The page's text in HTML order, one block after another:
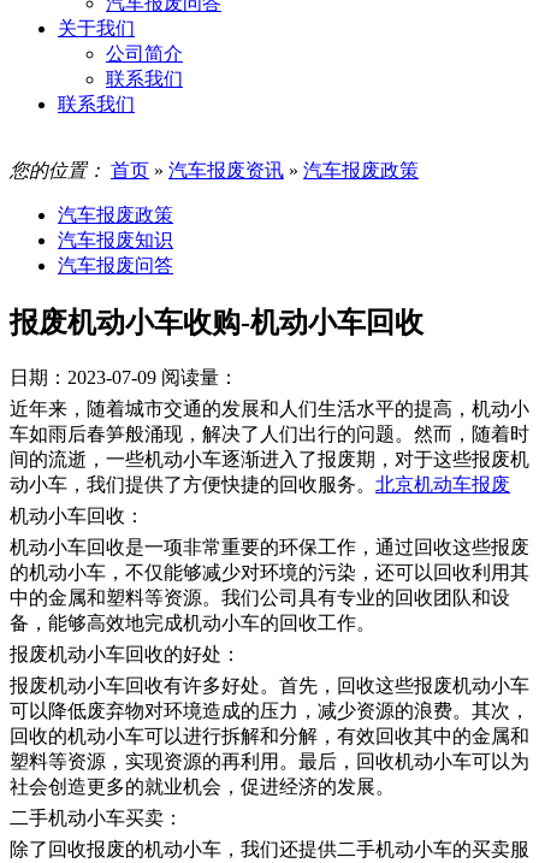
关于我们
公司简介
联系我们
联系我们
您的位置： 首页 » 汽车报废资讯 » 汽车报废政策
汽车报废政策
汽车报废知识
汽车报废问答
报废机动小车收购-机动小车回收
日期：2023-07-09 阅读量：
近年来，随着城市交通的发展和人们生活水平的提高，机动小
车如雨后春笋般涌现，解决了人们出行的问题。然而，随着时
间的流逝，一些机动小车逐渐进入了报废期，对于这些报废机
动小车，我们提供了方便快捷的回收服务。 北京机动车报废
机动小车回收：
机动小车回收是一项非常重要的环保工作，通过回收这些报废
的机动小车，不仅能够减少对环境的污染，还可以回收利用其
中的金属和塑料等资源。我们公司具有专业的回收团队和设
备，能够高效地完成机动小车的回收工作。
报废机动小车回收的好处：
报废机动小车回收有许多好处。首先，回收这些报废机动小车
可以降低废弃物对环境造成的压力，减少资源的浪费。其次，
回收的机动小车可以进行拆解和分解，有效回收其中的金属和
塑料等资源，实现资源的再利用。最后，回收机动小车可以为
社会创造更多的就业机会，促进经济的发展。
二手机动小车买卖：
除了回收报废的机动小车，我们还提供二手机动小车的买卖服